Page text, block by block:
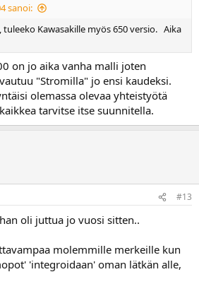
sanoi:
tuleeko Kawasakille myös 650 versio. Aika
on jo aika vanha malli joten
"Stromilla" jo ensi kaudeksi.
olemassa olevaa yhteistyötä
tarvitse itse suunnitella.
#13
oli juttua jo vuosi sitten..
molemmille merkeille kun
'integroidaan' oman lätkän alle,